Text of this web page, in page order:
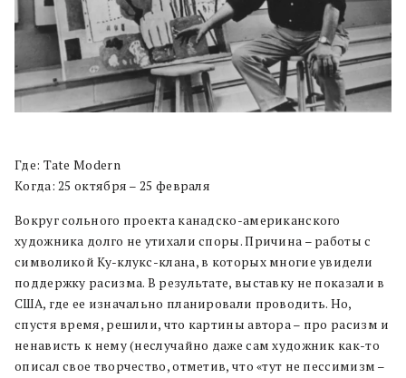
Где: Tate Modern
Когда: 25 октября – 25 февраля
Вокруг сольного проекта канадско-американского
художника долго не утихали споры. Причина – работы с
символикой Ку-клукс-клана, в которых многие увидели
поддержку расизма. В результате, выставку не показали в
США, где ее изначально планировали проводить. Но,
спустя время, решили, что картины автора – про расизм и
ненависть к нему (неслучайно даже сам художник как-то
описал свое творчество, отметив, что «тут не пессимизм –